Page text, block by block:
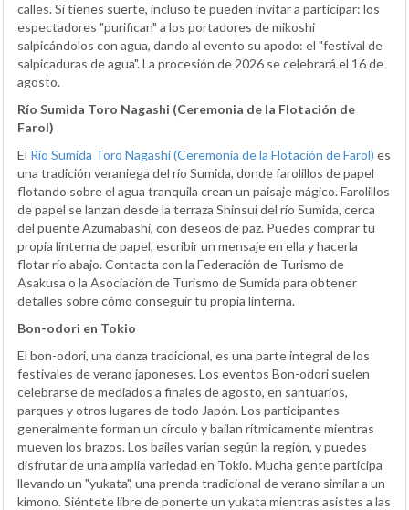
calles. Si tienes suerte, incluso te pueden invitar a participar: los
espectadores "purifican" a los portadores de mikoshi
salpicándolos con agua, dando al evento su apodo: el "festival de
salpicaduras de agua". La procesión de 2026 se celebrará el 16 de
agosto.
Río Sumida Toro Nagashi (Ceremonia de la Flotación de
Farol)
El Río Sumida Toro Nagashi (Ceremonia de la Flotación de Farol) es
una tradición veraniega del río Sumida, donde farolillos de papel
flotando sobre el agua tranquila crean un paisaje mágico. Farolillos
de papel se lanzan desde la terraza Shinsui del río Sumida, cerca
del puente Azumabashi, con deseos de paz. Puedes comprar tu
propia linterna de papel, escribir un mensaje en ella y hacerla
flotar río abajo. Contacta con la Federación de Turismo de
Asakusa o la Asociación de Turismo de Sumida para obtener
detalles sobre cómo conseguir tu propia linterna.
Bon-odori en Tokio
El bon-odori, una danza tradicional, es una parte integral de los
festivales de verano japoneses. Los eventos Bon-odori suelen
celebrarse de mediados a finales de agosto, en santuarios,
parques y otros lugares de todo Japón. Los participantes
generalmente forman un círculo y bailan rítmicamente mientras
mueven los brazos. Los bailes varían según la región, y puedes
disfrutar de una amplia variedad en Tokio. Mucha gente participa
llevando un "yukata", una prenda tradicional de verano similar a un
kimono. Siéntete libre de ponerte un yukata mientras asistes a las